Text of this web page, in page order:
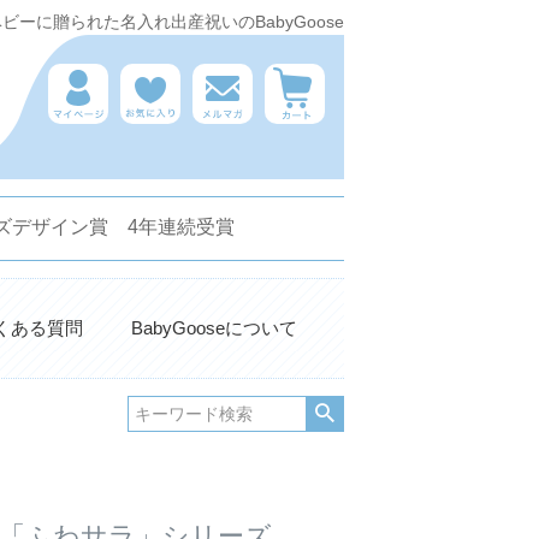
ーに贈られた名入れ出産祝いのBabyGoose
デザイン賞 4年連続受賞
ある質問 BabyGooseについて